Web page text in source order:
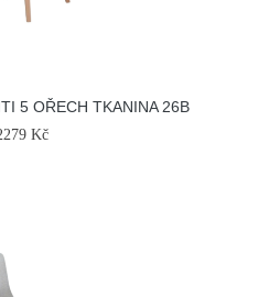
5 OŘECH TKANINA 26B
Kč